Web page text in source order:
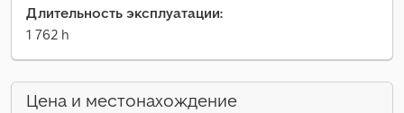
Длительность эксплуатации:
1 762 h
Цена и местонахождение